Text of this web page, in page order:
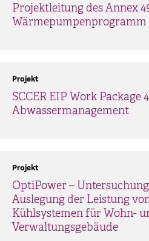
Projektleitung des Annex
Wärmepumpenprogramm
SCCER EIP Work Package
Abwassermanagement
Projekt
OptiPower –
Auslegung der Leistung
Kühlsystemen für Wohn-
Verwaltungsgebäude
Projekt